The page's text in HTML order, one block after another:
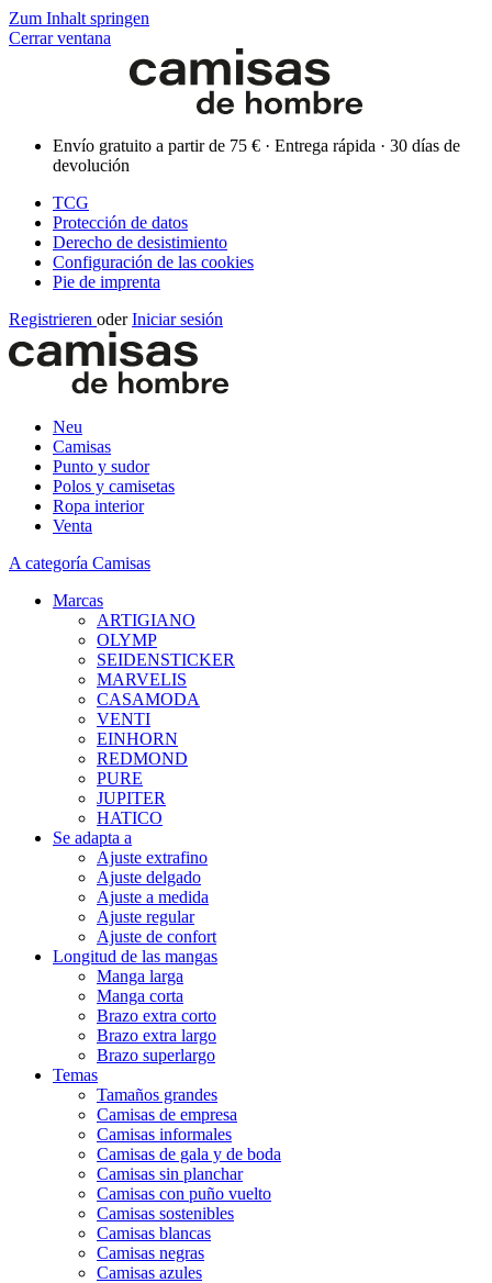
Zum Inhalt springen
Cerrar ventana
Envío gratuito a partir de 75 € · Entrega rápida · 30 días de
devolución
TCG
Protección de datos
Derecho de desistimiento
Configuración de las cookies
Pie de imprenta
Registrieren oder Iniciar sesión
Neu
Camisas
Punto y sudor
Polos y camisetas
Ropa interior
Venta
A categoría Camisas
Marcas
ARTIGIANO
OLYMP
SEIDENSTICKER
MARVELIS
CASAMODA
VENTI
EINHORN
REDMOND
PURE
JUPITER
HATICO
Se adapta a
Ajuste extrafino
Ajuste delgado
Ajuste a medida
Ajuste regular
Ajuste de confort
Longitud de las mangas
Manga larga
Manga corta
Brazo extra corto
Brazo extra largo
Brazo superlargo
Temas
Tamaños grandes
Camisas de empresa
Camisas informales
Camisas de gala y de boda
Camisas sin planchar
Camisas con puño vuelto
Camisas sostenibles
Camisas blancas
Camisas negras
Camisas azules